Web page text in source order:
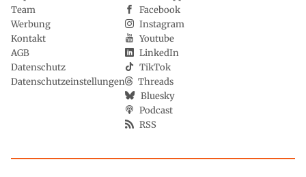
Team
Werbung
Kontakt
AGB
Datenschutz
Datenschutzeinstellungen
Facebook
Instagram
Youtube
LinkedIn
TikTok
Threads
Bluesky
Podcast
RSS